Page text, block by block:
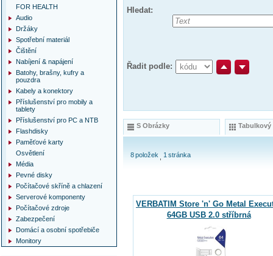
Hledat:
Řadit podle:
S Obrázky Tabulkový
8položek 1 stránka
VERBATIM Store 'n' Go Metal
64GB USB 2.0 stříbrná
FOR HEALTH
Audio
Držáky
Spotřební materiál
Čištění
Nabíjení & napájení
Batohy, brašny, kufry a
pouzdra
Kabely a konektory
Příslušenství pro mobily a
tablety
Příslušenství pro PC a NTB
Flashdisky
Paměťové karty
Osvětlení
Média
Pevné disky
Počítačové skříně a chlazení
Serverové komponenty
Počítačové zdroje
Zabezpečení
Domácí a osobní spotřebiče
Monitory